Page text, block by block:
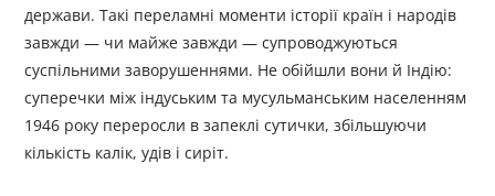
держави. Такі переламні моменти історії країн і народів
завжди — чи майже завжди — супроводжуються
суспільними заворушеннями. Не обійшли вони й Індію:
суперечки між індуським та мусульманським населенням
1946 року переросли в запеклі сутички, збільшуючи
кількість калік, удів і сиріт.